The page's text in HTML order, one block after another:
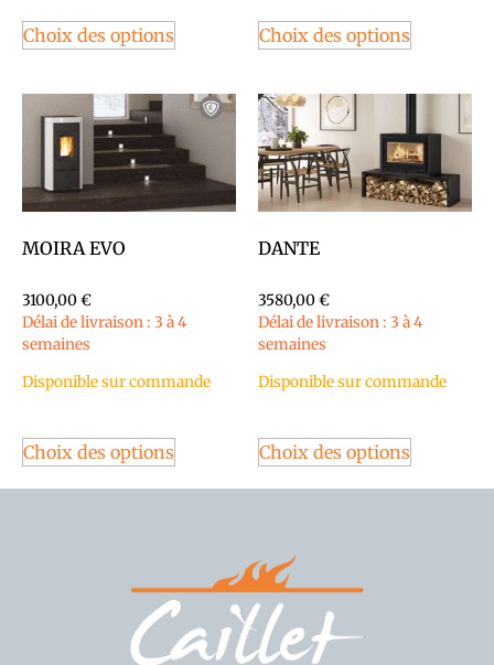
Choix des options Choix des options
MOIRA EVO
3100,00€
Délai de livraison : 3 à 4
semaines
Disponible sur commande
Choix des options
DANTE
3580,00€
Délai de livraison : 3 à 4
semaines
Disponible sur commande
Choix des options